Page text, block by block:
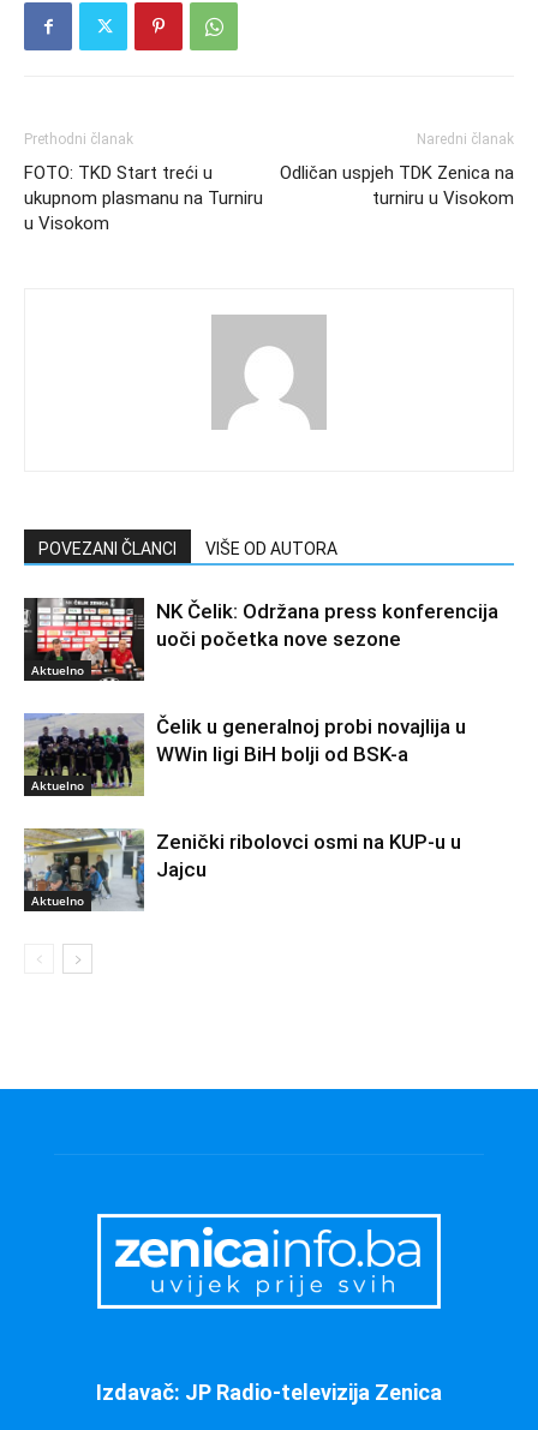
Prethodni članak
FOTO: TKD Start treći u
ukupnom plasmanu na Turniru
u Visokom
Naredni članak
Odličan uspjeh TDK Zenica na
turniru u Visokom
POVEZANI ČLANCI VIŠE OD AUTORA
Aktuelno
NK Čelik: Održana press konferencija
uoči početka nove sezone
Aktuelno
Čelik u generalnoj probi novajlija u
WWin ligi BiH bolji od BSK-a
Aktuelno
Zenički ribolovci osmi na KUP-u u
Jajcu
Izdavač: JP Radio-televizija Zenica